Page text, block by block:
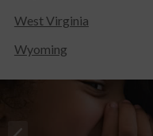
West Virginia
Wyoming